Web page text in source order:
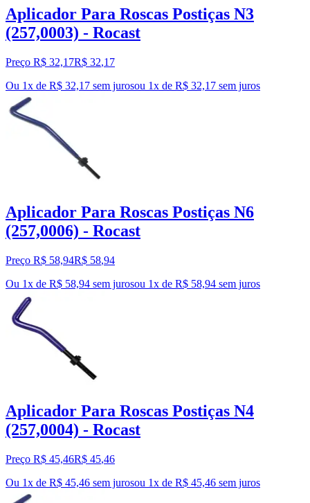
Aplicador Para Roscas Postiças N3
(257,0003) - Rocast
Preço R$ 32,17R$ 32,17
Ou 1x de R$ 32,17 sem jurosou 1x de R$ 32,17 sem juros
Aplicador Para Roscas Postiças N6
(257,0006) - Rocast
Preço R$ 58,94R$ 58,94
Ou 1x de R$ 58,94 sem jurosou 1x de R$ 58,94 sem juros
Aplicador Para Roscas Postiças N4
(257,0004) - Rocast
Preço R$ 45,46R$ 45,46
Ou 1x de R$ 45,46 sem jurosou 1x de R$ 45,46 sem juros